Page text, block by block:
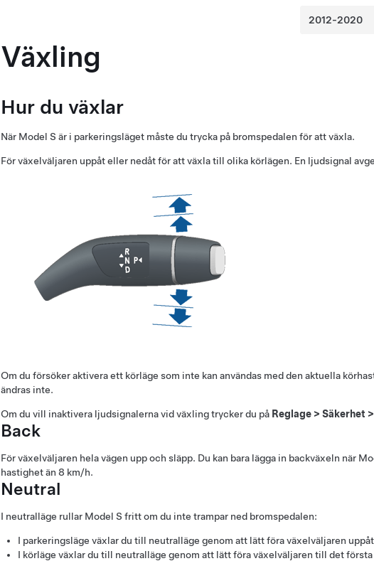
Växling
Hur du växlar
När Model S är i parkeringsläget måste du trycka på bromspedalen för att växla.
För växelväljaren uppåt eller nedåt för att växla till olika körlägen. En ljudsignal
Om du försöker aktivera ett körläge som inte kan användas med den aktuella
ändras inte.
Om du vill inaktivera ljudsignalerna vid växling trycker du på Reglage > Säkerhet >
Back
För växelväljaren hela vägen upp och släpp. Du kan bara lägga in backväxeln när
hastighet än 8 km/h.
Neutral
I neutralläge rullar Model S fritt om du inte trampar ned bromspedalen:
I parkeringsläge växlar du till neutralläge genom att lätt föra växelväljaren
I körläge växlar du till neutralläge genom att lätt föra växelväljaren till det första